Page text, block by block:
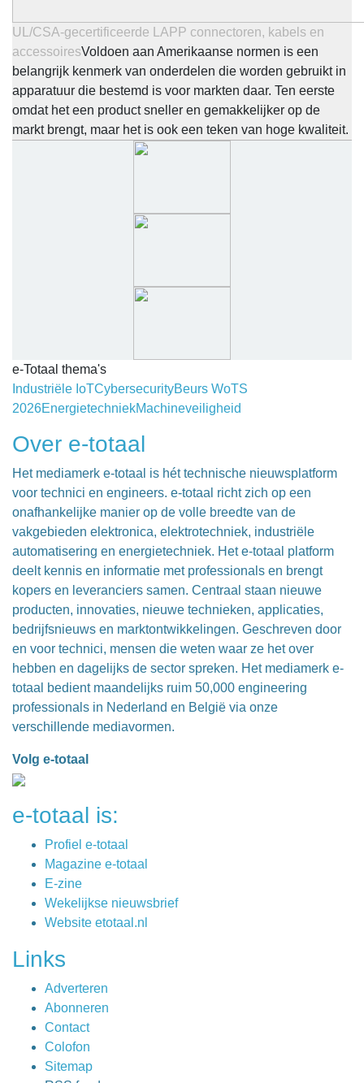
UL/CSA-gecertificeerde LAPP connectoren, kabels en
accessoiresVoldoen aan Amerikaanse normen is een
belangrijk kenmerk van onderdelen die worden gebruikt in
apparatuur die bestemd is voor markten daar. Ten eerste
omdat het een product sneller en gemakkelijker op de
markt brengt, maar het is ook een teken van hoge kwaliteit.
e-Totaal thema's
Industriële IoTCybersecurityBeurs WoTS
2026EnergietechniekMachineveiligheid
Over e-totaal
Het mediamerk e-totaal is hét technische nieuwsplatform
voor technici en engineers. e-totaal richt zich op een
onafhankelijke manier op de volle breedte van de
vakgebieden elektronica, elektrotechniek, industriële
automatisering en energietechniek. Het e-totaal platform
deelt kennis en informatie met professionals en brengt
kopers en leveranciers samen. Centraal staan nieuwe
producten, innovaties, nieuwe technieken, applicaties,
bedrijfsnieuws en marktontwikkelingen. Geschreven door
en voor technici, mensen die weten waar ze het over
hebben en dagelijks de sector spreken. Het mediamerk e-
totaal bedient maandelijks ruim 50,000 engineering
professionals in Nederland en België via onze
verschillende mediavormen.
Volg e-totaal
e-totaal is:
Profiel e-totaal
Magazine e-totaal
E-zine
Wekelijkse nieuwsbrief
Website etotaal.nl
Links
Adverteren
Abonneren
Contact
Colofon
Sitemap